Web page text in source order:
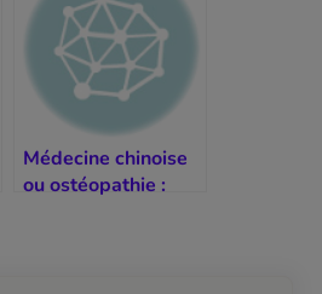
Médecine chinoise
ou ostéopathie :